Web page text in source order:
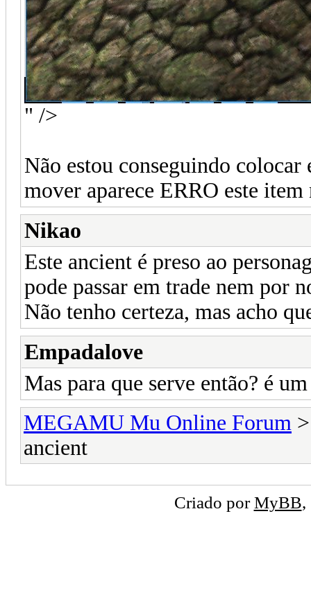
" />
Não estou conseguindo
mover aparece ERRO este item
Nikao
Este ancient é preso ao
pode passar em trade nem por
Não tenho certeza, mas acho
Empadalove
Mas para que serve então? é
MEGAMU Mu Online Forum
ancient
Criado porMyBB,